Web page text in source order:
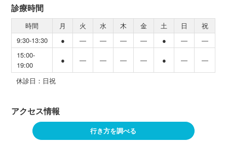
診療時間
時間 月 火 水 木 金 土 日
祝
9:30-13:30
● ― ― ― ― ● ―
―
15:00-
19:00
● ― ― ― ― ● ― ―
休診日：日祝
アクセス情報
行き方を調べる